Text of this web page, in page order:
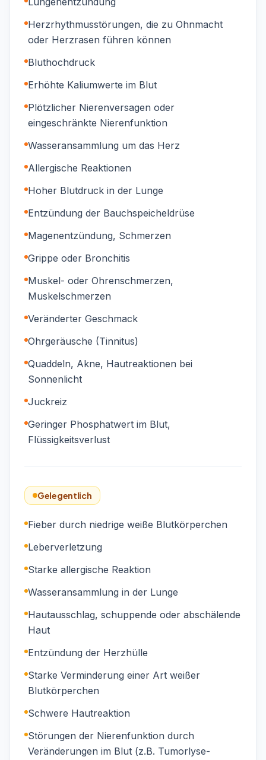
Herzrhythmusstörungen, die zu Ohnmacht
oder Herzrasen führen können
Bluthochdruck
Erhöhte Kaliumwerte im Blut
Plötzlicher Nierenversagen oder
eingeschränkte Nierenfunktion
Wasseransammlung um das Herz
Allergische Reaktionen
Hoher Blutdruck in der Lunge
Entzündung der Bauchspeicheldrüse
Magenentzündung, Schmerzen
Grippe oder Bronchitis
Muskel- oder Ohrenschmerzen,
Muskelschmerzen
Veränderter Geschmack
Ohrgeräusche (Tinnitus)
Quaddeln, Akne, Hautreaktionen bei
Sonnenlicht
Juckreiz
Geringer Phosphatwert im Blut,
Flüssigkeitsverlust
Gelegentlich
Fieber durch niedrige weiße Blutkörperchen
Leberverletzung
Starke allergische Reaktion
Wasseransammlung in der Lunge
Hautausschlag, schuppende oder abschälende
Haut
Entzündung der Herzhülle
Starke Verminderung einer Art weißer
Blutkörperchen
Schwere Hautreaktion
Störungen der Nierenfunktion durch
Veränderungen im Blut (z.B. Tumorlyse-